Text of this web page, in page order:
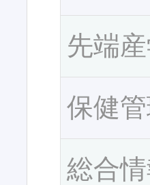
先端
保健
総合